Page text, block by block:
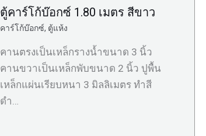
ตู้คาร์โก้บ๊อกซ์ 1.80 เมตร สีขาว
คาร์โก้บ๊อกซ์, ตู้แห้ง
คานตรงเป็นเหล็กรางน้ำขนาด 3 นิ้ว
คานขวาเป็นเหล็กพับขนาด 2 นิ้ว ปูพื้น
เหล็กแผ่นเรียบหนา 3 มิลลิเมตร ทำสี
ดำ…